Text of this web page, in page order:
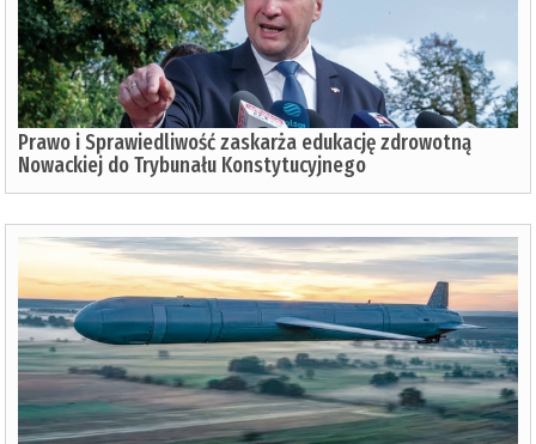
Prawo i Sprawiedliwość zaskarża edukację zdrowotną
Nowackiej do Trybunału Konstytucyjnego